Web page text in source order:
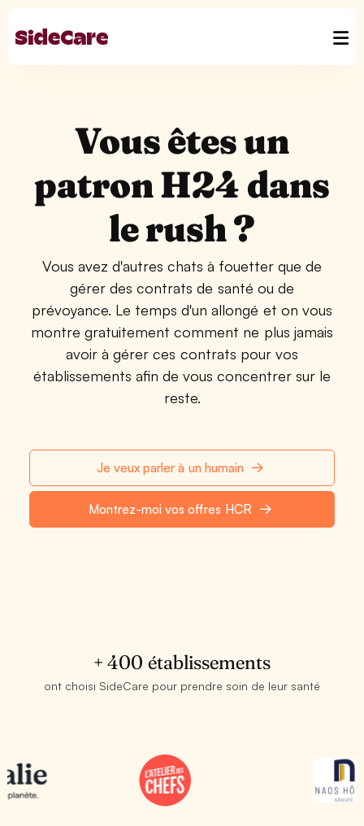
Vous êtes un
patron H24 dans
le rush ?
Vous avez d'autres chats à fouetter que de
gérer des contrats de santé ou de
prévoyance. Le temps d'un allongé et on vous
montre gratuitement comment ne plus jamais
avoir à gérer ces contrats pour vos
établissements afin de vous concentrer sur le
reste.
Je veux parler à un humain
Montrez-moi vos offres HCR
+ 400 établissements
ont choisi SideCare pour prendre soin de leur santé